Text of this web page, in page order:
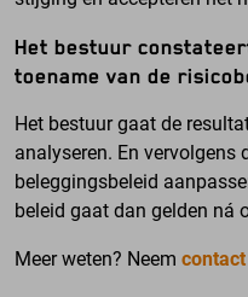
Het bestuur
toename van de
Het bestuur gaat de
analyseren. En vervolgens
beleggingsbeleid
beleid gaat dan gelden ná
Meer weten? Neem contact